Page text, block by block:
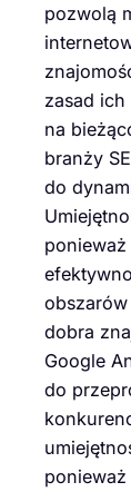
pozwolą
zasad ich
na
branży
do
dobra
Google
do